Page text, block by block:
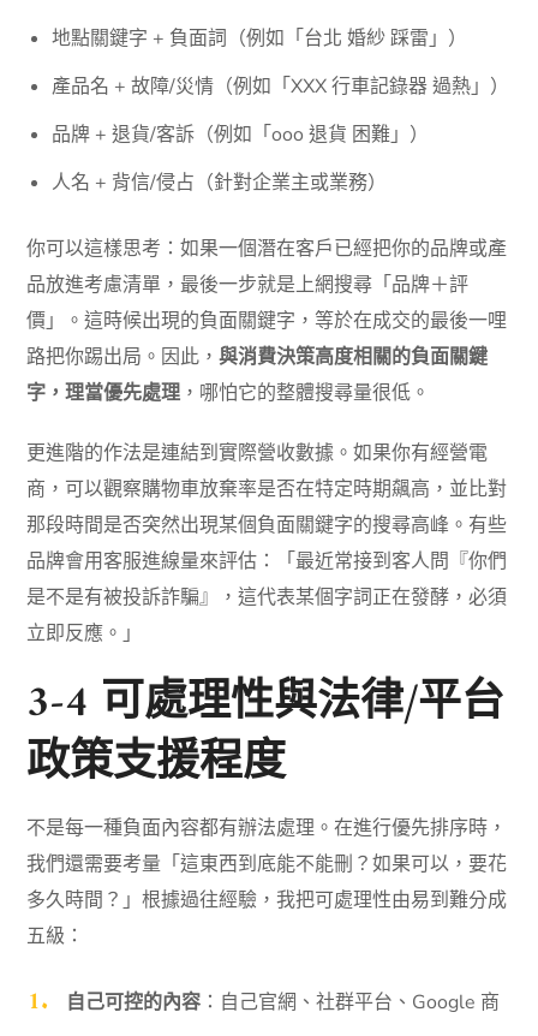
地點關鍵字 + 負面詞（例如「台北 婚紗 踩雷」）
產品名 + 故障/災情（例如「XXX 行車記錄器 過熱」）
品牌 + 退貨/客訴（例如「ooo 退貨 困難」）
人名 + 背信/侵占（針對企業主或業務）
你可以這樣思考：如果一個潛在客戶已經把你的品牌或產
品放進考慮清單，最後一步就是上網搜尋「品牌＋評
價」。這時候出現的負面關鍵字，等於在成交的最後一哩
路把你踢出局。因此，與消費決策高度相關的負面關鍵
字，理當優先處理 ，哪怕它的整體搜尋量很低。
更進階的作法是連結到實際營收數據。如果你有經營電
商，可以觀察購物車放棄率是否在特定時期飆高，並比對
那段時間是否突然出現某個負面關鍵字的搜尋高峰。有些
品牌會用客服進線量來評估：「最近常接到客人問『你們
是不是有被投訴詐騙』，這代表某個字詞正在發酵，必須
立即反應。」
3-4 可處理性與法律/平台
政策支援程度
不是每一種負面內容都有辦法處理。在進行優先排序時，
我們還需要考量「這東西到底能不能刪？如果可以，要花
多久時間？」根據過往經驗，我把可處理性由易到難分成
五級：
自己可控的內容：自己官網、社群平台、Google 商